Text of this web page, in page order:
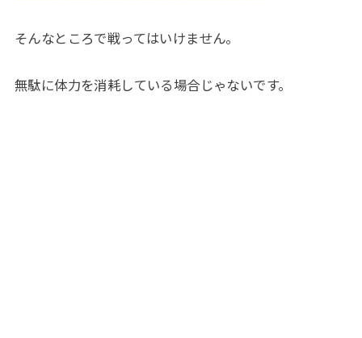
そんなところで戦ってはいけません。
無駄に体力を消耗している場合じゃないです。